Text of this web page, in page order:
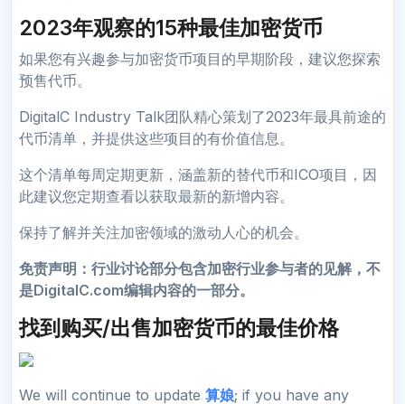
2023年观察的15种最佳加密货币
如果您有兴趣参与加密货币项目的早期阶段，建议您探索
预售代币。
DigitalC Industry Talk团队精心策划了2023年最具前途的
代币清单，并提供这些项目的有价值信息。
这个清单每周定期更新，涵盖新的替代币和ICO项目，因
此建议您定期查看以获取最新的新增内容。
保持了解并关注加密领域的激动人心的机会。
免责声明：行业讨论部分包含加密行业参与者的见解，不
是DigitalC.com编辑内容的一部分。
找到购买/出售加密货币的最佳价格
We will continue to update 算娘; if you have any